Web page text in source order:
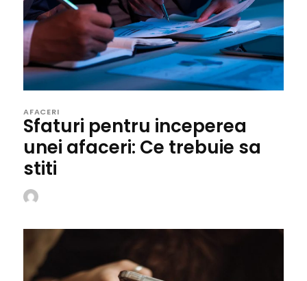
AFACERI
Sfaturi pentru inceperea
unei afaceri: Ce trebuie sa
stiti